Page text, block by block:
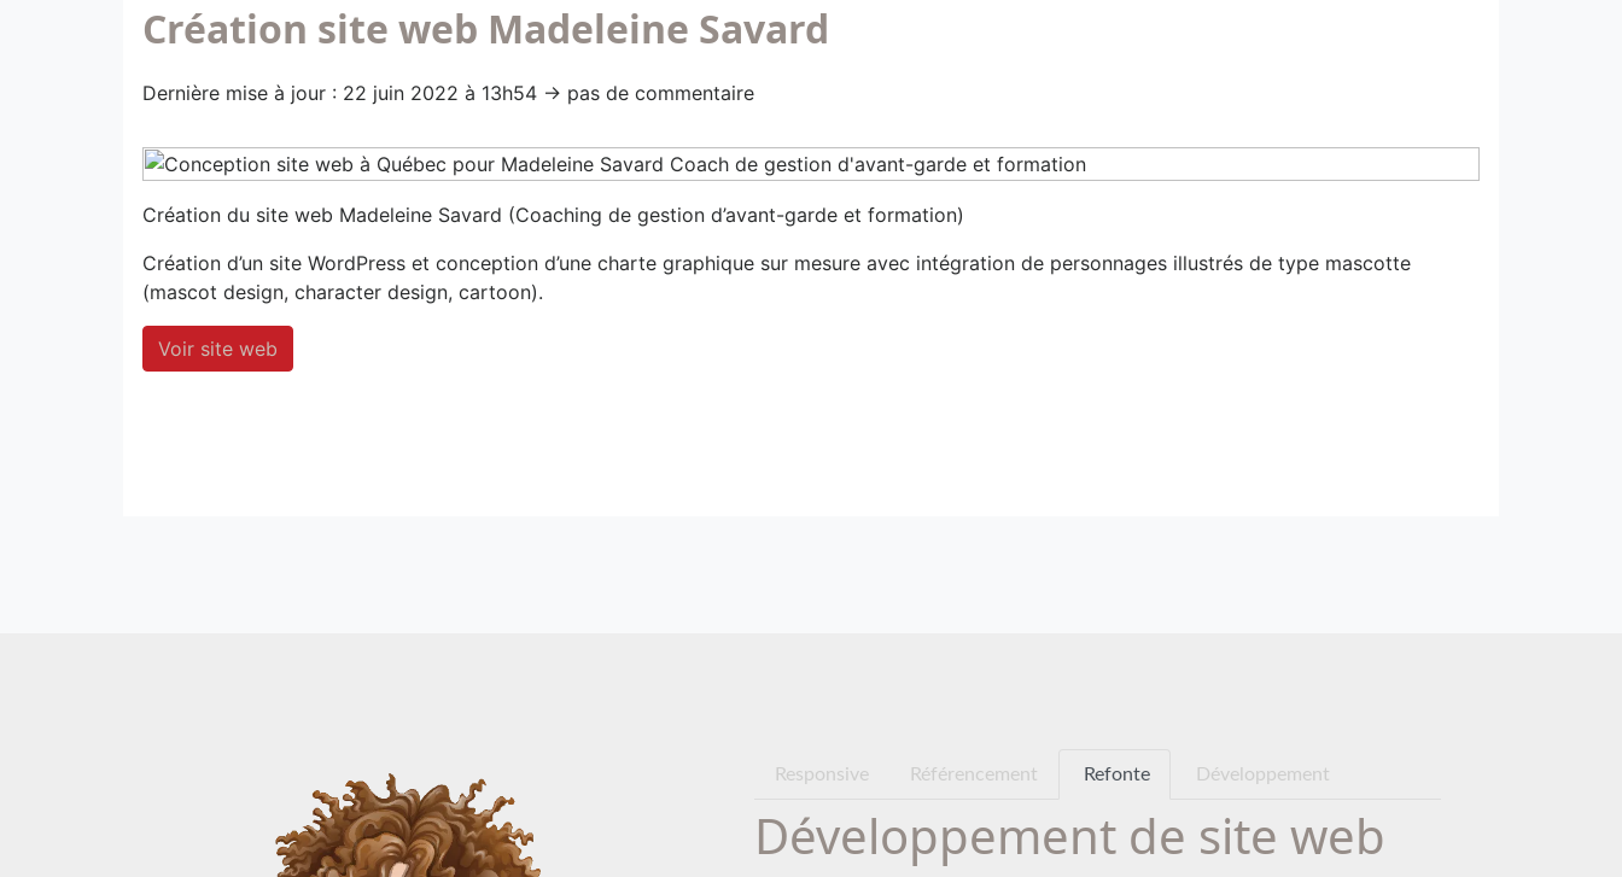
Création site web Madeleine Savard
Dernière mise à jour : 22 juin 2022 à 13h54 → pas de commentaire
Création du site web Madeleine Savard (Coaching de gestion d’avant-garde et formation)
Création d’un site WordPress et conception d’une charte graphique sur mesure avec intégration de personnages illustrés de type mascotte
(mascot design, character design, cartoon).
Voir site web
Responsive Référencement Refonte Développement
Développement de site web